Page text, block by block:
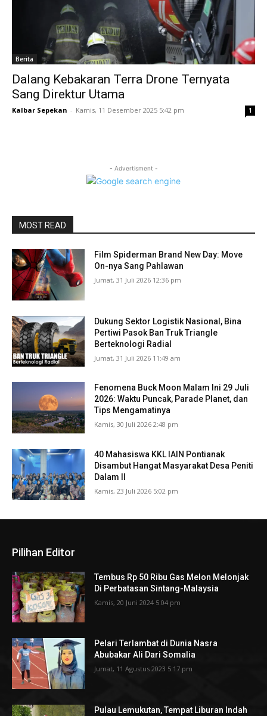
Berita
Dalang Kebakaran Terra Drone Ternyata
Sang Direktur Utama
Kalbar Sepekan - Kamis, 11 Desember 2025 5:42 pm 1
- Advertisment -
MOST READ
Film Spiderman Brand New Day: Move
On-nya Sang Pahlawan
Jumat, 31 Juli 2026 12:36 pm
Dukung Sektor Logistik Nasional, Bina
Pertiwi Pasok Ban Truk Triangle
Berteknologi Radial
Jumat, 31 Juli 2026 11:49 am
Fenomena Buck Moon Malam Ini 29 Juli
2026: Waktu Puncak, Parade Planet, dan
Tips Mengamatinya
Kamis, 30 Juli 2026 2:48 pm
40 Mahasiswa KKL IAIN Pontianak
Disambut Hangat Masyarakat Desa Peniti
Dalam II
Kamis, 23 Juli 2026 5:02 pm
Pilihan Editor
Tembus Rp 50 Ribu Gas Melon Melonjak
Di Perbatasan Sintang-Malaysia
Kamis, 20 Juni 2024 5:04 pm
Pelari Terlambat di Dunia Nasra
Abubakar Ali Dari Somalia
Jumat, 11 Agustus 2023 5:17 pm
Pulau Lemukutan, Tempat Liburan Indah